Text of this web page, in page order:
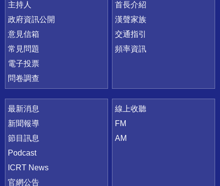
主持人
政府資訊公開
意見信箱
常見問題
電子投票
問卷調查
首長介紹
漢聲家族
交通指引
頻率資訊
最新消息
新聞報導
節目訊息
Podcast
ICRT News
官網公告
線上收聽
FM
AM